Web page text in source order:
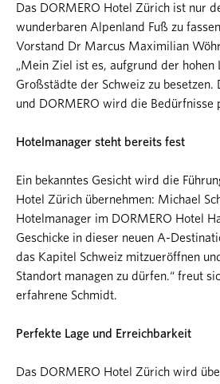
Das DORMERO Hotel Zürich ist nur
wunderbaren Alpenland Fuß zu
Vorstand Dr Marcus Maximilian
„Mein Ziel ist es, aufgrund der hohen
Großstädte der Schweiz zu
und DORMERO wird die Bedürfnisse
Hotelmanager steht bereits fest
Ein bekanntes Gesicht wird die
Hotel Zürich übernehmen: Michael
Hotelmanager im DORMERO Hotel
Geschicke in dieser neuen A-
das Kapitel Schweiz mitzueröffnen
Standort managen zu dürfen.“ freut
erfahrene Schmidt.
Perfekte Lage und Erreichbarkeit
Das DORMERO Hotel Zürich wird